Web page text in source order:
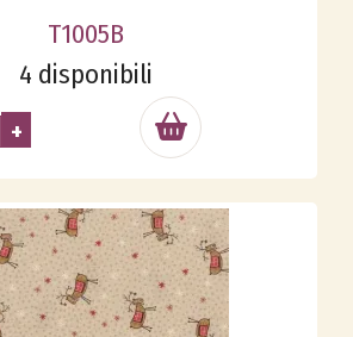
T1005B
4 disponibili
+